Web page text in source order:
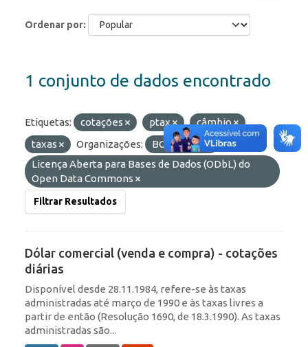
Ordenar por
1 conjunto de dados encontrado
Etiquetas: cotações ptax
câmbio
taxas
Organizações: BCB/Depin
Licenças:
Licença Aberta para Bases de Dados (ODbL) do
Open Data Commons
Filtrar Resultados
Dólar comercial (venda e compra) - cotações
diárias
Disponível desde 28.11.1984, refere-se às taxas
administradas até março de 1990 e às taxas livres a
partir de então (Resolução 1690, de 18.3.1990). As taxas
administradas são...